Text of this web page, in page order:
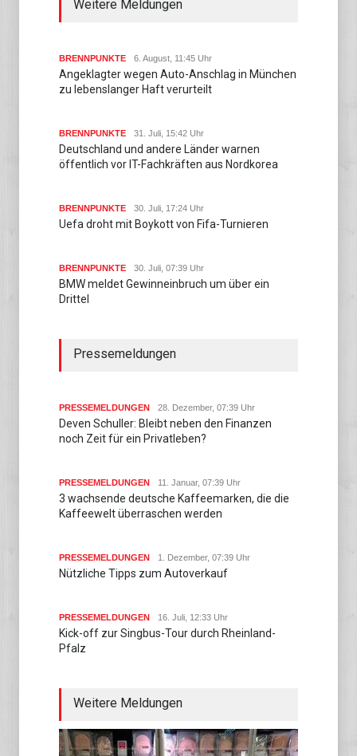
Weitere Meldungen
BRENNPUNKTE 6. August, 11:45 Uhr
Angeklagter wegen Auto-Anschlag in München
zu lebenslanger Haft verurteilt
BRENNPUNKTE 31. Juli, 15:42 Uhr
Deutschland und andere Länder warnen
öffentlich vor IT-Fachkräften aus Nordkorea
BRENNPUNKTE 30. Juli, 17:24 Uhr
Uefa droht mit Boykott von Fifa-Turnieren
BRENNPUNKTE 30. Juli, 07:39 Uhr
BMW meldet Gewinneinbruch um über ein
Drittel
Pressemeldungen
PRESSEMELDUNGEN 28. Dezember, 07:39 Uhr
Deven Schuller: Bleibt neben den Finanzen
noch Zeit für ein Privatleben?
PRESSEMELDUNGEN 11. Januar, 07:39 Uhr
3 wachsende deutsche Kaffeemarken, die die
Kaffeewelt überraschen werden
PRESSEMELDUNGEN 1. Dezember, 07:39 Uhr
Nützliche Tipps zum Autoverkauf
PRESSEMELDUNGEN 16. Juli, 12:33 Uhr
Kick-off zur Singbus-Tour durch Rheinland-
Pfalz
Weitere Meldungen